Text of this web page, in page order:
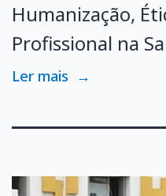
Humanização,
Profissional na
Ler mais →